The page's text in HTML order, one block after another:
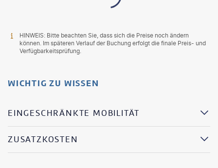
HINWEIS: Bitte beachten Sie, dass sich die Preise noch ändern
können. Im späteren Verlauf der Buchung erfolgt die finale Preis- und
Verfügbarkeitsprüfung.
WICHTIG ZU WISSEN
EINGESCHRÄNKTE MOBILITÄT
ZUSATZKOSTEN